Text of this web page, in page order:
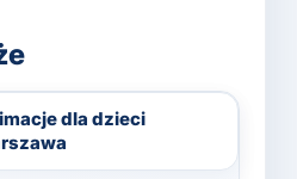
dla dzieci